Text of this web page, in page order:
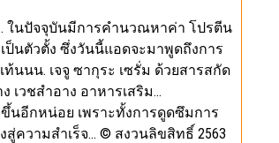
ในปัจจุบันมีการคำนวณหาค่า โปรตีน
นตัวตั้ง ซึ่งวันนี้แอดจะมาพูดถึงการ
นน. เจจู ซากุระ เซรั่ม ด้วยสารสกัด
เวชสำอาง อาหารเสริม…
นอีกหน่อย เพราะทั้งการดูดซึมการ
สู่ความสำเร็จ… © สงวนลิขสิทธิ์ 2563